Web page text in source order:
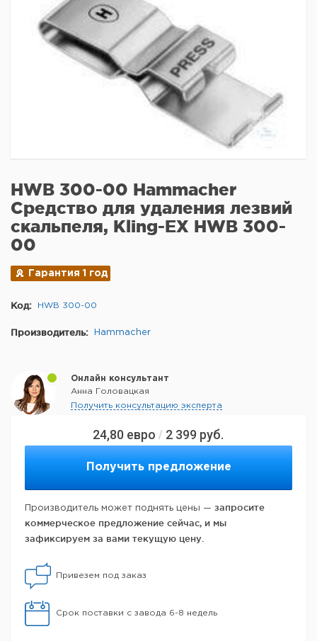
24,80 евро / 2 399 руб.
Получить предложение
Производитель может поднять цены — запросите
коммерческое предложение сейчас, и мы
зафиксируем за вами текущую цену.
Привезем под заказ
Срок поставки с завода 6-8 недель
HWB 300-00 Hammacher
Средство для удаления лезвий
скальпеля, Kling-EX HWB 300-
00
Гарантия 1 год
Код: HWB 300-00
Производитель: Hammacher
Онлайн консультант
Анна Головацкая
Получить консультацию эксперта